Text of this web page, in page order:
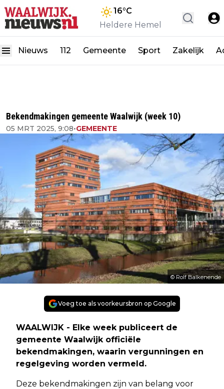
16°C
Heldere Hemel
Nieuws 112 Gemeente Sport Zakelijk
Bekendmakingen gemeente Waalwijk (week 10)
05 MRT 2025, 9:08•GEMEENTE
© Rolf Balkenende
Voeg toe als voorkeursbron op Google
WAALWIJK - Elke week publiceert de
gemeente Waalwijk officiële
bekendmakingen, waarin vergunningen en
regelgeving worden vermeld.
Deze bekendmakingen zijn van belang voor